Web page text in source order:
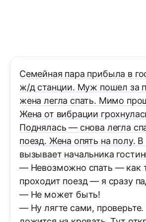
Семейная пара прибыла в
ж/д станции. Муж пошел за
жена легла спать. Мимо
Жена от вибрации
Поднялась — снова легла
поезд. Жена опять на полу. В
вызывает начальника
— Невозможно спать — как
проходит поезд — я сразу
— Не может быть!
— Ну лягте сами,